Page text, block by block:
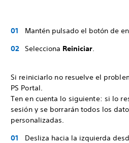
Mantén pulsado el botón de
Selecciona Reiniciar.
Si reiniciarlo no resuelve el
PS Portal.
Ten en cuenta lo siguiente: si lo
sesión y se borrarán todos los
personalizadas.
Desliza hacia la izquierda